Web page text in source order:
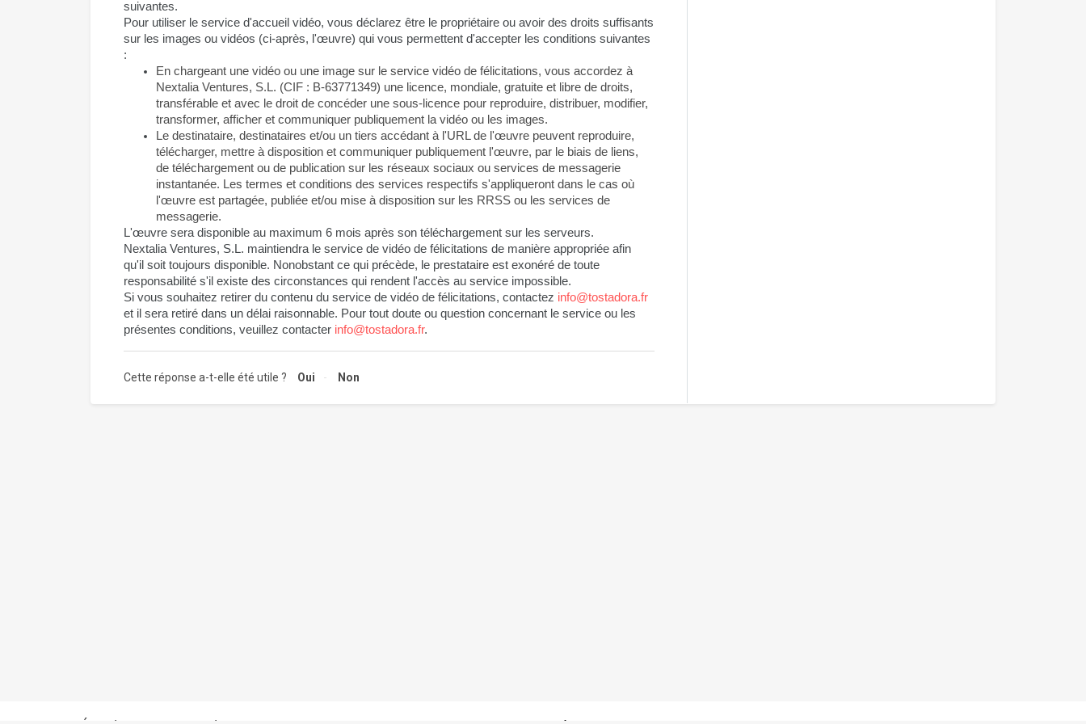
suivantes.
Pour utiliser le service d'accueil vidéo, vous déclarez être le propriétaire ou avoir des droits suffisants
sur les images ou vidéos (ci-après, l'œuvre) qui vous permettent d'accepter les conditions suivantes
:
En chargeant une vidéo ou une image sur le service vidéo de félicitations, vous accordez à
Nextalia Ventures, S.L. (CIF : B-63771349) une licence, mondiale, gratuite et libre de droits,
transférable et avec le droit de concéder une sous-licence pour reproduire, distribuer, modifier,
transformer, afficher et communiquer publiquement la vidéo ou les images.
Le destinataire, destinataires et/ou un tiers accédant à l'URL de l'œuvre peuvent reproduire,
télécharger, mettre à disposition et communiquer publiquement l'œuvre, par le biais de liens,
de téléchargement ou de publication sur les réseaux sociaux ou services de messagerie
instantanée. Les termes et conditions des services respectifs s'appliqueront dans le cas où
l'œuvre est partagée, publiée et/ou mise à disposition sur les RRSS ou les services de
messagerie.
L'œuvre sera disponible au maximum 6 mois après son téléchargement sur les serveurs.
Nextalia Ventures, S.L. maintiendra le service de vidéo de félicitations de manière appropriée afin
qu'il soit toujours disponible. Nonobstant ce qui précède, le prestataire est exonéré de toute
responsabilité s'il existe des circonstances qui rendent l'accès au service impossible.
Si vous souhaitez retirer du contenu du service de vidéo de félicitations, contactez info@tostadora.fr
et il sera retiré dans un délai raisonnable. Pour tout doute ou question concernant le service ou les
présentes conditions, veuillez contacter info@tostadora.fr.
Cette réponse a-t-elle été utile ? Oui Non